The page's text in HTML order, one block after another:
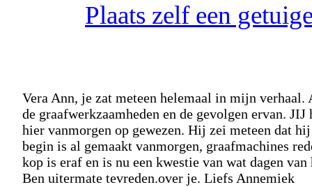
Plaats zelf een
Vera Ann, je zat meteen helemaal in mijn
de graafwerkzaamheden en de gevolgen ervan.
hier vanmorgen op gewezen. Hij zei meteen dat
begin is al gemaakt vanmorgen, graafmachines
kop is eraf en is nu een kwestie van wat dagen
Ben uitermate tevreden.over je. Liefs Annemiek